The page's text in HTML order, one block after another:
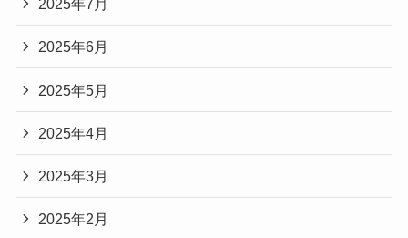
2025年7月
2025年6月
2025年5月
2025年4月
2025年3月
2025年2月